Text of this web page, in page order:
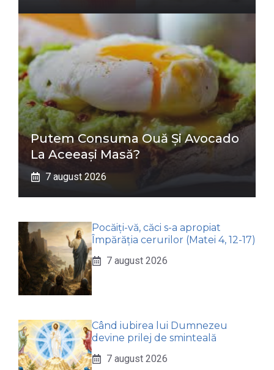
Putem Consuma Ouă Și Avocado
La Aceeași Masă?
7 august 2026
Pocăiți-vă, căci s-a apropiat
Împărăția cerurilor (Matei 4, 12-17)
7 august 2026
Când iubirea lui Dumnezeu
devine prilej de sminteală
7 august 2026